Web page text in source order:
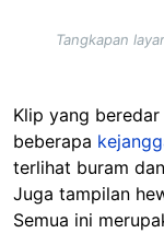
Tangkapan
Klip yang
beberapa
terlihat buram
Juga tampilan
Semua ini